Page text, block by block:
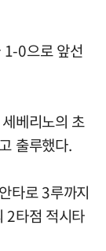
1-0으로 앞선
베리노의 초
출루했다.
타로 3루까지
2타점 적시타